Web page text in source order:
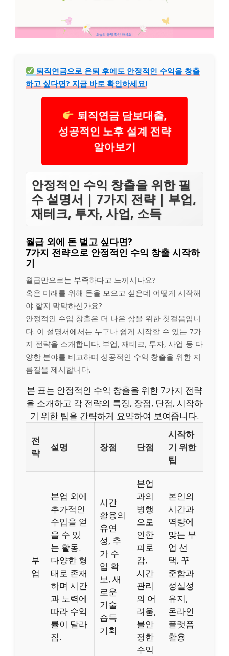
퇴직연금으로 은퇴 후에도 안정적인 수익을 창출
하고 싶다면? 지금 바로 확인하세요!
퇴직연금 담보대출,
성공적인 노후 설계 전략
알아보기
안정적인 수익 창출을 위한 필
수 설명서 | 7가지 전략 | 부업,
재테크, 투자, 사업, 소득
월급 외에 돈 벌고 싶다면?
7가지 전략으로 안정적인 수익 창출 시작하
기
월급만으로는 부족하다고 느끼시나요?
혹은 미래를 위해 돈을 모으고 싶은데 어떻게 시작해
야 할지 막막하신가요?
안정적인 수입 창출은 더 나은 삶을 위한 첫걸음입니
다. 이 설명서에서는 누구나 쉽게 시작할 수 있는 7가
지 전략을 소개합니다. 부업, 재테크, 투자, 사업 등 다
양한 분야를 비교하며 성공적인 수익 창출을 위한 지
름길을 제시합니다.
본 표는 안정적인 수익 창출을 위한 7가지 전략
을 소개하고 각 전략의 특징, 장점, 단점, 시작하
기 위한 팁을 간략하게 요약하여 보여줍니다.
전
략
설명 장점 단점
시작하
기 위한
팁
부
업
본업 외에
추가적인
수입을 얻
을 수 있
는 활동.
다양한 형
태로 존재
하며 시간
과 노력에
따라 수익
률이 달라
짐.
시간
활용의
유연
성, 추
가 수
입 확
보, 새
로운
기술
습득
기회
본업
과의
병행
으로
인한
피로
감,
시간
관리
의 어
려움,
불안
정한
수익
본인의
시간과
역량에
맞는 부
업 선
택, 꾸
준함과
성실성
유지,
온라인
플랫폼
활용